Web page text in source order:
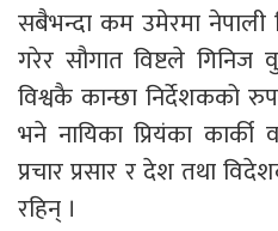
सबैभन्दा कम उमेरमा नेपाली
गरेर सौगात विष्टले
विश्वकै कान्छा निर्देशकको
भने नायिका प्रियंका
प्रचार प्रसार र देश तथा
रहिन् ।